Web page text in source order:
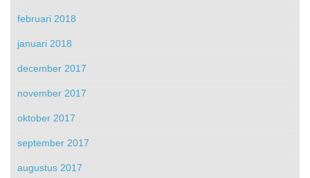
februari 2018
januari 2018
december 2017
november 2017
oktober 2017
september 2017
augustus 2017